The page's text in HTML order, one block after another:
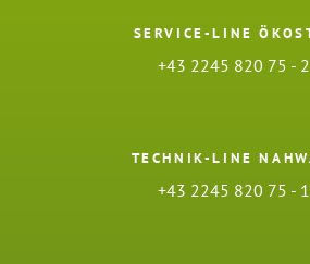
SERVICE-LINE
+43 2245 820 75 -
TECHNIK-LINE
+43 2245 820 75 -